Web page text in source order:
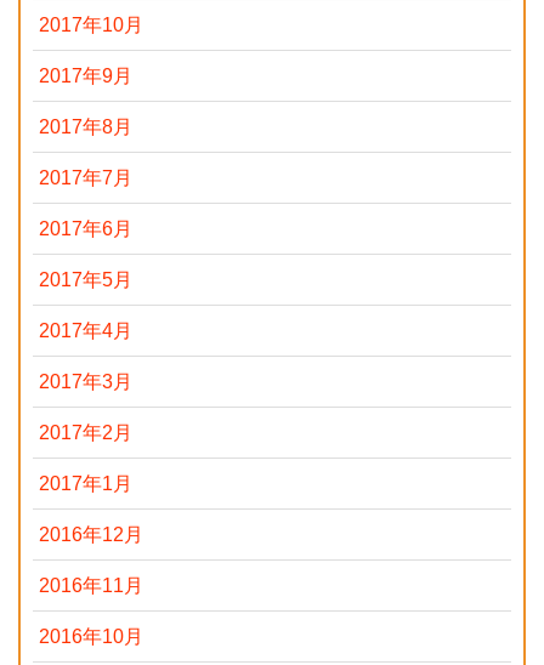
2017年10月
2017年9月
2017年8月
2017年7月
2017年6月
2017年5月
2017年4月
2017年3月
2017年2月
2017年1月
2016年12月
2016年11月
2016年10月